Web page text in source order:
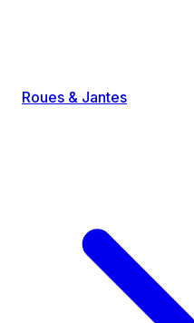
Roues & Jantes